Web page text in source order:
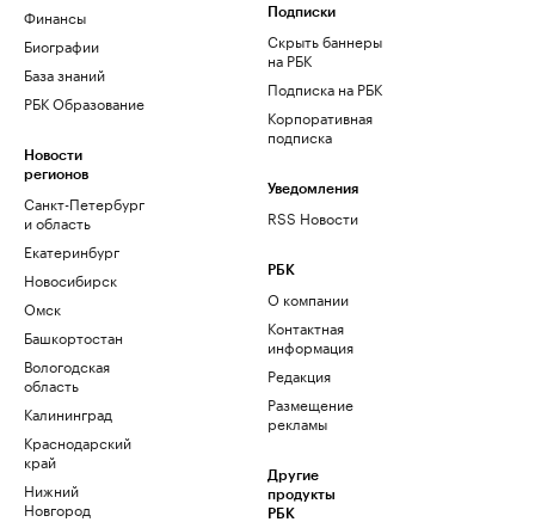
Финансы
Биографии
База знаний
РБК Образование
Новости
регионов
Санкт-Петербург
и область
Екатеринбург
Новосибирск
Омск
Башкортостан
Вологодская
область
Калининград
Краснодарский
край
Нижний
Новгород
Подписки
Скрыть баннеры
на РБК
Подписка на РБК
Корпоративная
подписка
Уведомления
RSS Новости
РБК
О компании
Контактная
информация
Редакция
Размещение
рекламы
Другие
продукты
РБК